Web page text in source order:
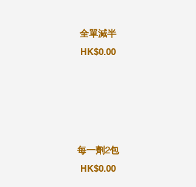
全單減半
HK$0.00
每一劑2包
HK$0.00